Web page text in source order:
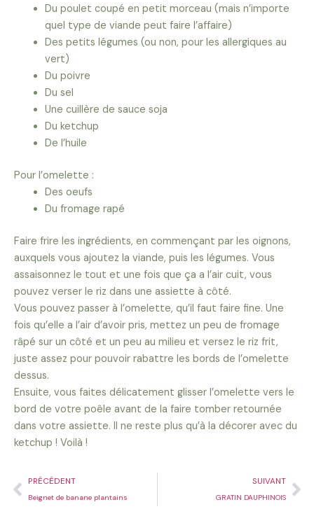
Du poulet coupé en petit morceau (mais n’importe
quel type de viande peut faire l’affaire)
Des petits légumes (ou non, pour les allergiques au
vert)
Du poivre
Du sel
Une cuillère de sauce soja
Du ketchup
De l’huile
Pour l’omelette :
Des oeufs
Du fromage rapé
Faire frire les ingrédients, en commençant par les oignons,
auxquels vous ajoutez la viande, puis les légumes. Vous
assaisonnez le tout et une fois que ça a l’air cuit, vous
pouvez verser le riz dans une assiette à côté.
Vous pouvez passer à l’omelette, qu’il faut faire fine. Une
fois qu’elle a l’air d’avoir pris, mettez un peu de fromage
râpé sur un côté et un peu au milieu et versez le riz frit,
juste assez pour pouvoir rabattre les bords de l’omelette
dessus.
Ensuite, vous faites délicatement glisser l’omelette vers le
bord de votre poêle avant de la faire tomber retournée
dans votre assiette. Il ne reste plus qu’à la décorer avec du
ketchup ! Voilà !
Précédent
PRÉCÉDENT
Beignet de banane plantains
SUIVANT
GRATIN DAUPHINOIS